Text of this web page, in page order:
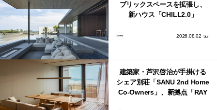
ブリックスペースを拡張し、
新ハウス「CHILL2.0」
2026.08.02 Sun
建築家・芦沢啓治が手掛ける
シェア別荘「SANU 2nd Home
Co-Owners」、新拠点「RAY